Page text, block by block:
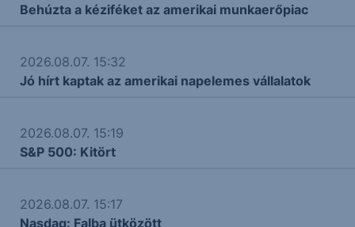
Behúzta a kéziféket az amerikai munkaerőpiac
2026.08.07. 15:32
Jó hírt kaptak az amerikai napelemes vállalatok
2026.08.07. 15:19
S&P 500: Kitört
2026.08.07. 15:17
Nasdaq: Falba ütközött